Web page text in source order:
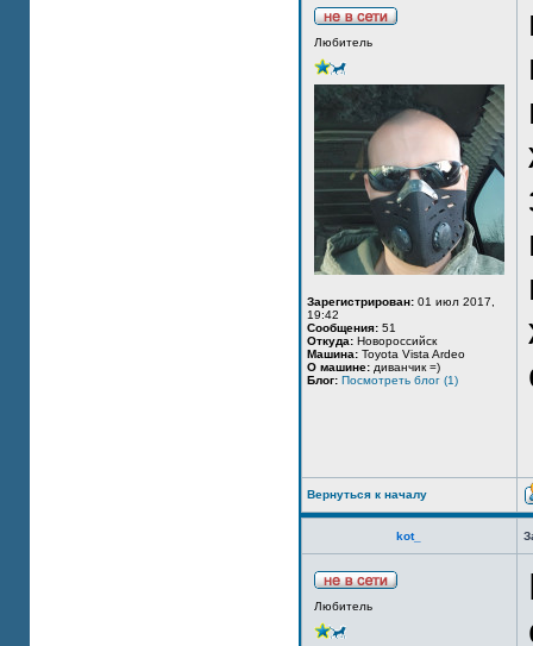
Любитель
Зарегистрирован: 01 июл 2017,
19:42
Сообщения: 51
Откуда: Новороссийск
Машина: Toyota Vista Ardeo
О машине: диванчик =)
Блог: Посмотреть блог (1)
Вернуться к началу
kot_
Любитель